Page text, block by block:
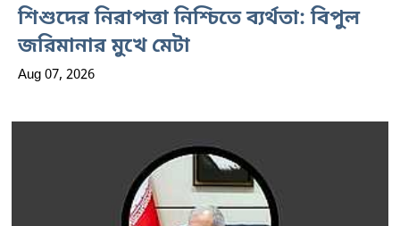
শিশুদের নিরাপত্তা নিশ্চিতে ব্যর্থতা: বিপুল
জরিমানার মুখে মেটা
Aug 07, 2026